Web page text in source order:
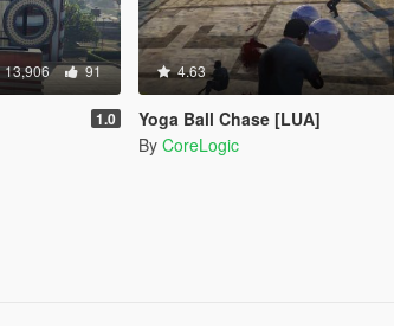
13,906 91
1.0
4.63
Yoga Ball Chase [LUA]
By CoreLogic